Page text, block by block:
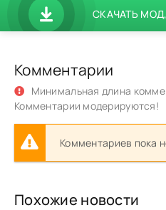
СКАЧАТЬ МОД,
Комментарии
Минимальная длина
Комментарии модерируются!
Комментариев пока
Похожие новости